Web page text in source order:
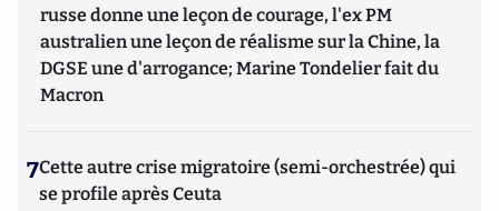
russe donne une leçon de courage, l'ex PM
australien une leçon de réalisme sur la Chine, la
DGSE une d'arrogance; Marine Tondelier fait du
Macron
7Cette autre crise migratoire (semi-orchestrée) qui
se profile après Ceuta